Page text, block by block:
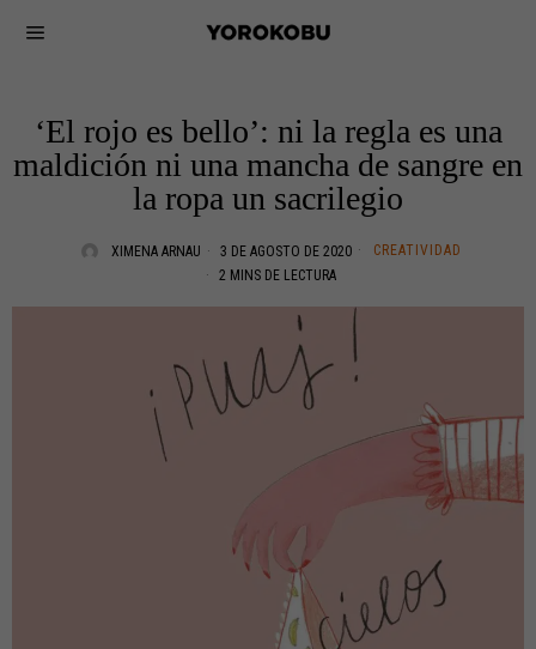
‘El rojo es bello’: ni la regla es una
maldición ni una mancha de sangre en
la ropa un sacrilegio
XIMENA ARNAU 3 DE AGOSTO DE 2020
CREATIVIDAD
2 MINS DE LECTURA